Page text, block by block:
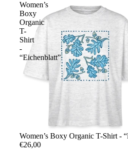
Women’s
Boxy
Organic
T-
Shirt
-
“Eichenblatt”
Women’s Boxy Organic T-Shirt -
€26,00